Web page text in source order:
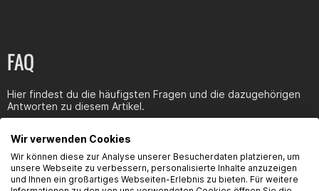
FAQ
Hier findest du die häufigsten Fragen und die dazugehörigen
Antworten zu diesem Artikel.
Wir verwenden Cookies
Wir können diese zur Analyse unserer Besucherdaten platzieren, um
unsere Webseite zu verbessern, personalisierte Inhalte anzuzeigen
und Ihnen ein großartiges Webseiten-Erlebnis zu bieten. Für weitere